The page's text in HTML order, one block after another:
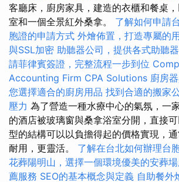
客廳床，廚房家具，建造的衣櫃和餐桌
室和一個全景紅外桑拿。 了解如何申請
胞證的申請方式 外燴佈置，打造專屬的
與SSL加密 助聽器公司，提供各式助聽
請菲律賓簽證，完整流程一步到位
Accounting Firm CPA Solutions 廚房
您選擇適合的廚房用品 找到合適的搬家
壓力 為了營造一種水療中心的氣氛，一
的酒店被玻璃窗與桑拿浴室分開，直接
型的結構可以以負擔得起的價格實現，
耐用，更靈活。 了解在台北如何辦理台
花葬陽明山，選擇一個環境優美的安葬
薦服務 SEO的基本概念與定義 自助餐外